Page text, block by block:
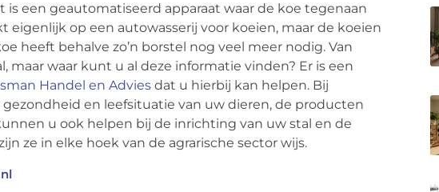
is een geautomatiseerd apparaat waar de koe tegenaan
eigenlijk op een autowasserij voor koeien, maar de koeien
heeft behalve zo’n borstel nog veel meer nodig. Van
waar kunt u al deze informatie vinden? Er is een
Handel en Advies dat u hierbij kan helpen. Bij
en leefsituatie van uw dieren, de producten
u ook helpen bij de inrichting van uw stal en de
ze in elke hoek van de agrarische sector wijs.